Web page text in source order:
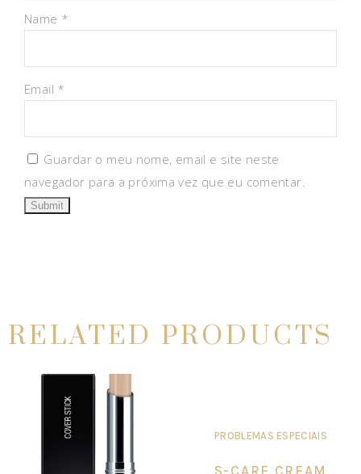
Name *
Email *
Guardar o meu nome, email e site neste
navegador para a próxima vez que eu comentar.
RELATED PRODUCTS
PROBLEMAS ESPECIAIS
S-CARE CREAM